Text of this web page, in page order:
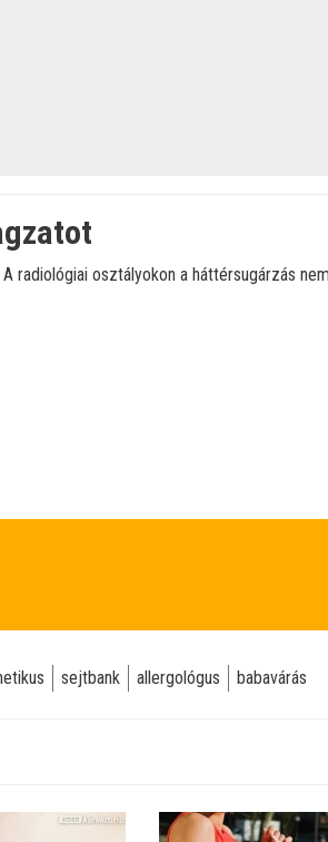
radiológiai osztályokon a háttérsugárzás
sejtbank allergológus babavárás